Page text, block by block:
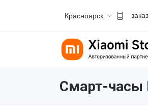
Красноярск
Смарт-часы